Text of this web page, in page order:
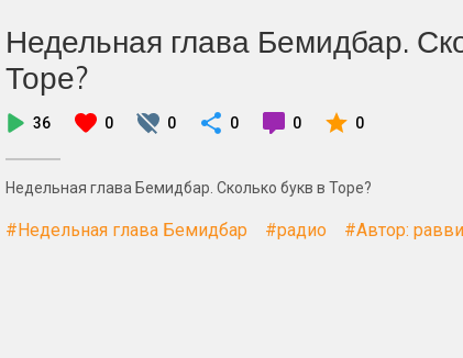
Недельная глава Бемидбар.
Торе?
36 0 0 0 0 0
Недельная глава Бемидбар. Сколько букв в Торе?
#Недельная глава Бемидбар #радио #Автор: